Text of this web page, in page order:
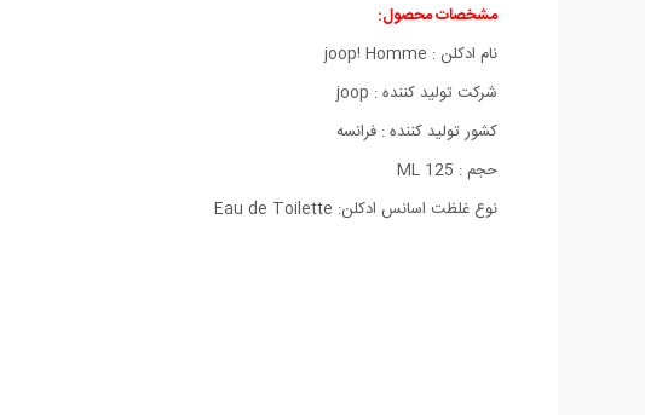
مشخصات محصول:
نام ادکلن : joop! Homme
شركت تولید كننده : joop
كشور تولید كننده : فرانسه
حجم : 125 ML
نوع غلظت اسانس ادکلن: Eau de Toilette